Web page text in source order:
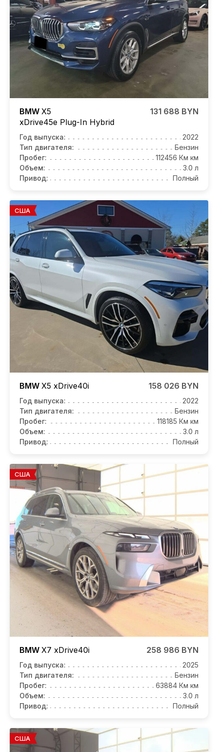
BMW X5
xDrive45e Plug-In Hybrid
131 688 BYN
Год выпуска:
2022
Тип двигателя:
Бензин
Пробег:
112456 Км км
Объем:
3.0 л
Привод:
Полный
США
BMW X5 xDrive40i 158 026 BYN
Год выпуска:
2022
Тип двигателя:
Бензин
Пробег:
118185 Км км
Объем:
3.0 л
Привод:
Полный
США
BMW X7 xDrive40i 258 986 BYN
Год выпуска:
2025
Тип двигателя:
Бензин
Пробег:
63884 Км км
Объем:
3.0 л
Привод:
Полный
США